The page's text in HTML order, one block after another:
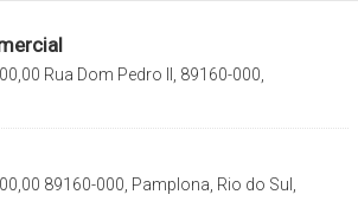
Rua Dom Pedro II, 89160-000,
89160-000, Pamplona, Rio do Sul,